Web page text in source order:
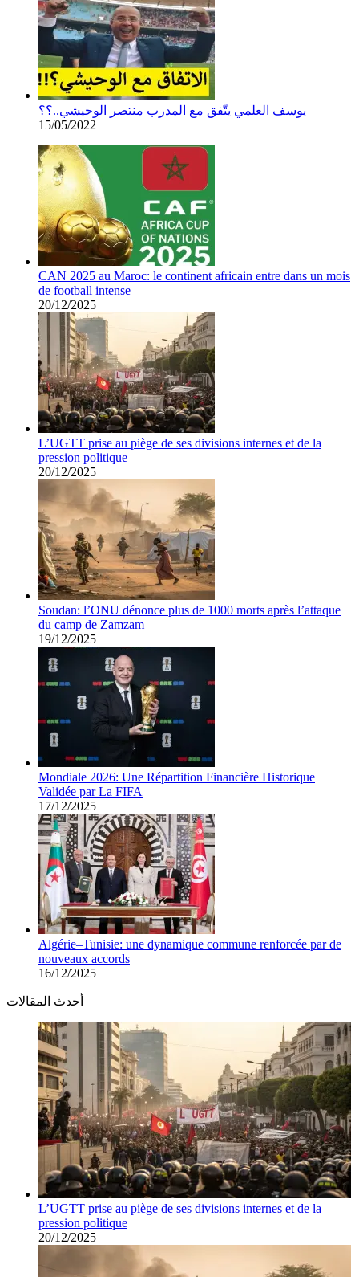
يوسف العلمي يتّفق مع المدرب منتصر الوحيشي..؟؟
15/05/2022
CAN 2025 au Maroc: le continent africain entre dans un mois
de football intense
20/12/2025
L’UGTT prise au piège de ses divisions internes et de la
pression politique
20/12/2025
Soudan: l’ONU dénonce plus de 1000 morts après l’attaque
du camp de Zamzam
19/12/2025
Mondiale 2026: Une Répartition Financière Historique
Validée par La FIFA
17/12/2025
Algérie–Tunisie: une dynamique commune renforcée par de
nouveaux accords
16/12/2025
أحدث المقالات
L’UGTT prise au piège de ses divisions internes et de la
pression politique
20/12/2025